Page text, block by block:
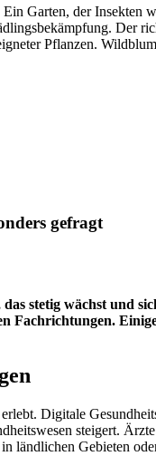
Garten, der
Der
Pflanzen.
gefragt
stetig wächst und
Fachrichtungen.
Digitale
steigert.
ländlichen Gebieten